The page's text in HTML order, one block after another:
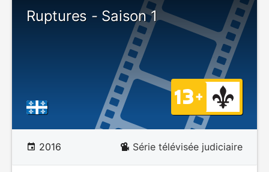
Ruptures - Saison 1
2016 Série télévisée judiciaire